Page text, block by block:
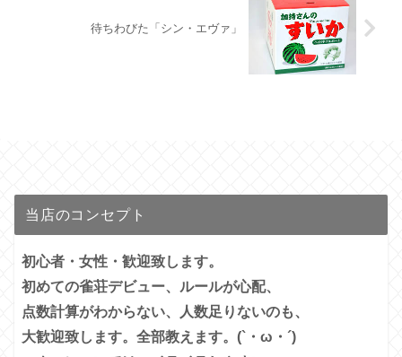
待ちわびた「シン・エヴァ」
当店のコンセプト
初心者・女性・歓迎致します。
初めての雀荘デビュー、ルールが心配、
点数計算がわからない、人数足りないのも、
大歓迎致します。全部教えます。(`・ω・´)